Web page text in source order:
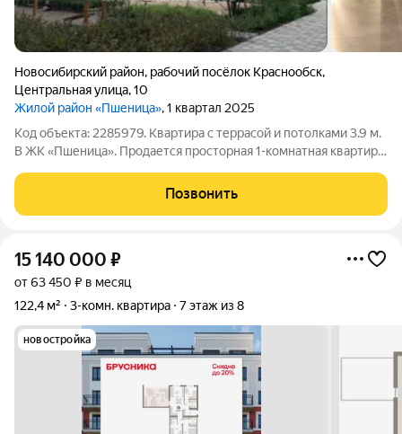
Новосибирский район, рабочий посёлок Краснообск,
Центральная улица,10
Жилой район «Пшеница», 1 квартал 2025
Код объекта: 2285979. Квартира с террасой и потолками 3.9 м.
В ЖК «Пшеница». Продается просторная 1-комнатная квартира
площадью 6 метров. Дом сдан в апреле 2025 года. Отделка
частична,
Позвонить
15 140 000 ₽
от 63 450 ₽ в месяц
122,4 м²
3-комн. квартира 7 этаж из 8
новостройка